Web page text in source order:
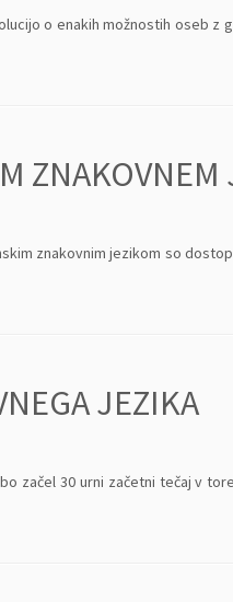
o enakih možnostih oseb z
ZNAKOVNEM
znakovnim jezikom so
JEZIKA
začel 30 urni začetni tečaj v